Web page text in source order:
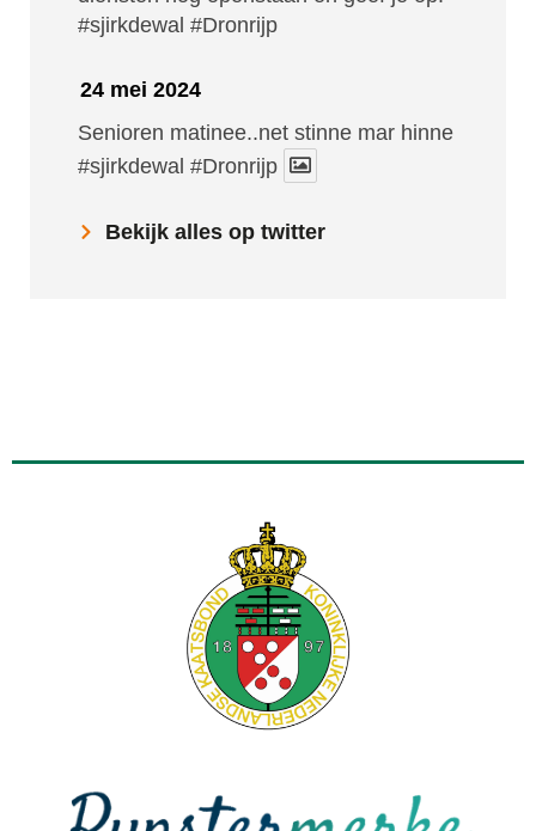
#sjirkdewal #Dronrijp
24 mei 2024
Senioren matinee..net stinne mar hinne
#sjirkdewal #Dronrijp
Bekijk alles op twitter